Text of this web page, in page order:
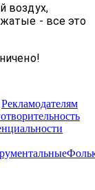
воздух,
- все это
Рекламодателям